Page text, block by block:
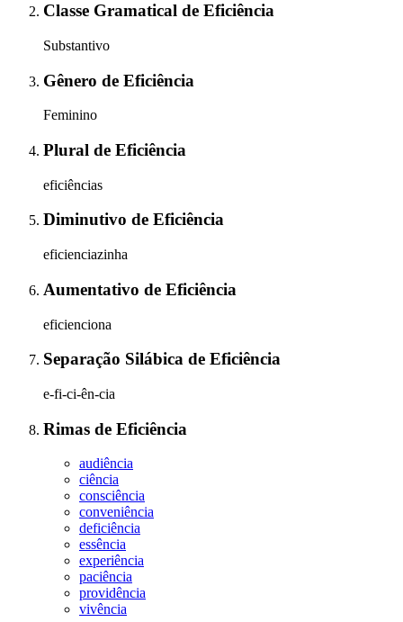
Classe Gramatical de Eficiência
Substantivo
Gênero de Eficiência
Feminino
Plural de Eficiência
eficiências
Diminutivo de Eficiência
eficienciazinha
Aumentativo de Eficiência
eficienciona
Separação Silábica de Eficiência
e-fi-ci-ên-cia
Rimas de Eficiência
audiência
ciência
consciência
conveniência
deficiência
essência
experiência
paciência
providência
vivência